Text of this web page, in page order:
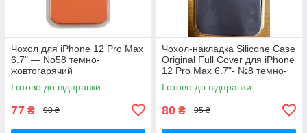
Чохол для iPhone 12 Pro Max
6.7" — No58 темно-
жовтогарячий
Готово до відправки
77 ₴ 90 ₴
Чохол-накладка Silicone Case
Original Full Cover для iPhone
12 Pro Max 6.7"- №8 темно-
синій
Готово до відправки
80 ₴ 95 ₴